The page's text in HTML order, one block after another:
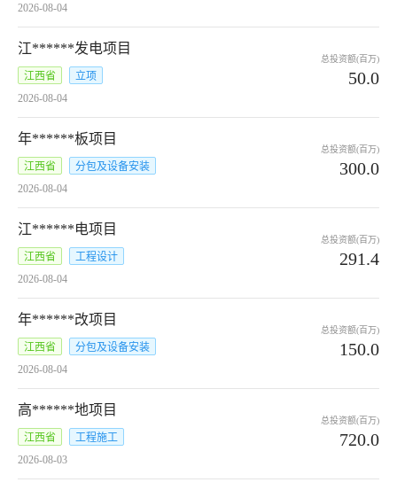
2026-08-04
江******发电项目
江西省
立项
2026-08-04
总投资额(百万)
50.0
年******板项目
江西省
分包及设备安装
2026-08-04
总投资额(百万)
300.0
江******电项目
江西省
工程设计
2026-08-04
总投资额(百万)
291.4
年******改项目
江西省
分包及设备安装
2026-08-04
总投资额(百万)
150.0
高******地项目
江西省
工程施工
2026-08-03
总投资额(百万)
720.0